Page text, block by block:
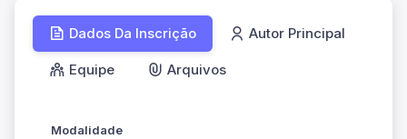
Dados Da Inscrição Autor Principal
Equipe Arquivos
Modalidade